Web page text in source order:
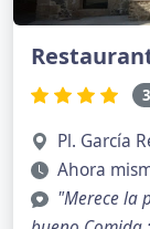
Pl. García
Ahora
"Merece la